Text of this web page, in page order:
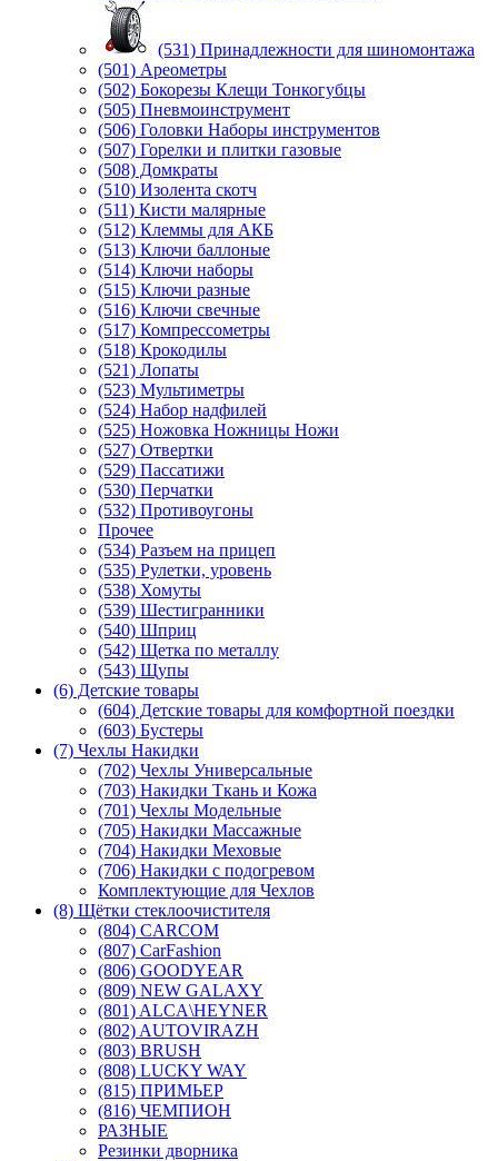
(531) Принадлежности для шиномонтажа
(501) Ареометры
(502) Бокорезы Клещи Тонкогубцы
(505) Пневмоинструмент
(506) Головки Наборы инструментов
(507) Горелки и плитки газовые
(508) Домкраты
(510) Изолента скотч
(511) Кисти малярные
(512) Клеммы для АКБ
(513) Ключи баллоные
(514) Ключи наборы
(515) Ключи разные
(516) Ключи свечные
(517) Компрессометры
(518) Крокодилы
(521) Лопаты
(523) Мультиметры
(524) Набор надфилей
(525) Ножовка Ножницы Ножи
(527) Отвертки
(529) Пассатижи
(530) Перчатки
(532) Противоугоны
Прочее
(534) Разъем на прицеп
(535) Рулетки, уровень
(538) Хомуты
(539) Шестигранники
(540) Шприц
(542) Щетка по металлу
(543) Щупы
(6) Детские товары
(604) Детские товары для комфортной поездки
(603) Бустеры
(7) Чехлы Накидки
(702) Чехлы Универсальные
(703) Накидки Ткань и Кожа
(701) Чехлы Модельные
(705) Накидки Массажные
(704) Накидки Меховые
(706) Накидки с подогревом
Комплектующие для Чехлов
(8) Щётки стеклоочистителя
(804) CARCOM
(807) CarFashion
(806) GOODYEAR
(809) NEW GALAXY
(801) ALCA\HEYNER
(802) AUTOVIRAZH
(803) BRUSH
(808) LUCKY WAY
(815) ПРИМЬЕР
(816) ЧЕМПИОН
РАЗНЫЕ
Резинки дворника